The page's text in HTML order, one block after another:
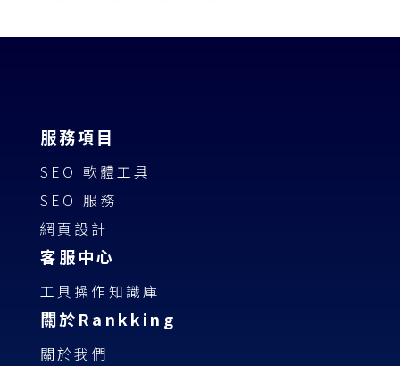
服務項目
SEO 軟體工具
SEO 服務
網頁設計
客服中心
工具操作知識庫
關於Rankking
關於我們